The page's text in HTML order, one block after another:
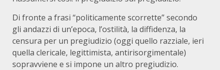
Di fronte a frasi “politicamente scorrette” secondo
gli andazzi di un’epoca, l’ostilità, la diffidenza, la
censura per un pregiudizio (oggi quello razziale, ieri
quella clericale, legittimista, antirisorgimentale)
sopravviene e si impone un altro pregiudizio.